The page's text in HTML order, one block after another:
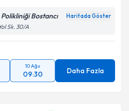
Polikliniği Bostancı Haritada Göster
Sk. 30/A
10 Ağu
09:30 Daha Fazla